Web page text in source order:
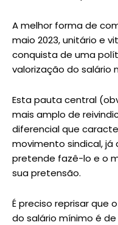
A melhor forma de
maio 2023, unitário e
conquista de uma
valorização do salário
Esta pauta central
mais amplo de
diferencial que
movimento sindical, já
pretende fazê-lo e o
sua pretensão.
É preciso reprisar que
do salário mínimo é